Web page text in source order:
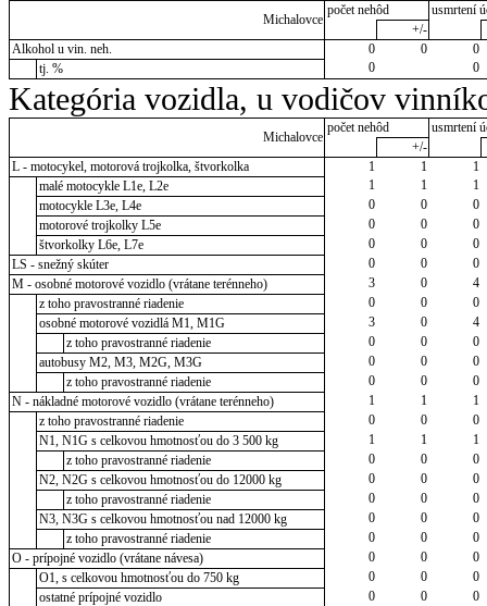
Michalovce
počet nehôd
usmrtení
+/-
Alkohol u vin. neh.
0 0
0
tj. %
0 0
Kategória vozidla, u vodičov
Michalovce
počet nehôd
usmrtení
+/-
L - motocykel, motorová trojkolka, štvorkolka
1 1
1
malé motocykle L1e, L2e
1 1
1
motocykle L3e, L4e
0 0
0
motorové trojkolky L5e
0 0
0
štvorkolky L6e, L7e
0 0
0
LS - snežný skúter
0 0
0
M - osobné motorové vozidlo (vrátane terénneho)
3 0
4
z toho pravostranné riadenie
0 0
0
osobné motorové vozidlá M1, M1G
3 0
4
z toho pravostranné riadenie
0 0
0
autobusy M2, M3, M2G, M3G
0 0
0
z toho pravostranné riadenie
0 0
0
N - nákladné motorové vozidlo (vrátane terénneho)
1 1
1
z toho pravostranné riadenie
0 0
0
N1, N1G s celkovou hmotnosťou do 3 500 kg
1 1
1
z toho pravostranné riadenie
0 0
0
N2, N2G s celkovou hmotnosťou do 12000 kg
0 0
0
z toho pravostranné riadenie
0 0
0
N3, N3G s celkovou hmotnosťou nad 12000 kg
0 0
0
z toho pravostranné riadenie
0 0
0
O - prípojné vozidlo (vrátane návesa)
0 0
0
O1, s celkovou hmotnosťou do 750 kg
0 0
0
ostatné prípojné vozidlo
0 0
0